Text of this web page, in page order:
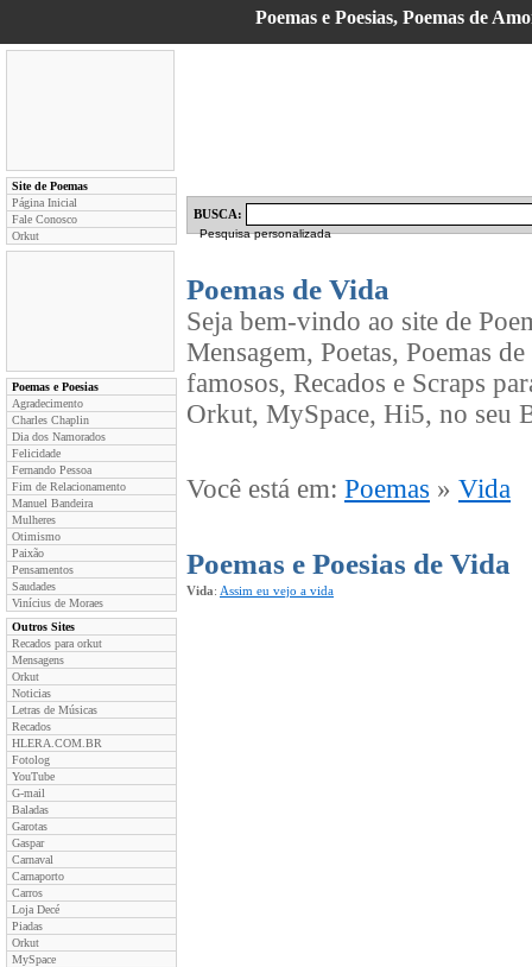
Poemas e Poesias, Poemas de
Site de Poemas
Página Inicial
Fale Conosco
Orkut
Poemas e Poesias
Agradecimento
Charles Chaplin
Dia dos Namorados
Felicidade
Fernando Pessoa
Fim de Relacionamento
Manuel Bandeira
Mulheres
Otimismo
Paixão
Pensamentos
Saudades
Vinícius de Moraes
Outros Sites
Recados para orkut
Mensagens
Orkut
Noticias
Letras de Músicas
Recados
HLERA.COM.BR
Fotolog
YouTube
G-mail
Baladas
Garotas
Gaspar
Carnaval
Carnaporto
Carros
Loja Decé
Piadas
Orkut
MySpace
BUSCA:
Pesquisa personalizada
Poemas de Vida
Seja bem-vindo ao site de
Mensagem, Poetas, Poemas
famosos, Recados e Scraps
Orkut, MySpace, Hi5, no seu
Você está em: Poemas » Vida
Poemas e Poesias de Vida
Vida: Assim eu vejo a vida